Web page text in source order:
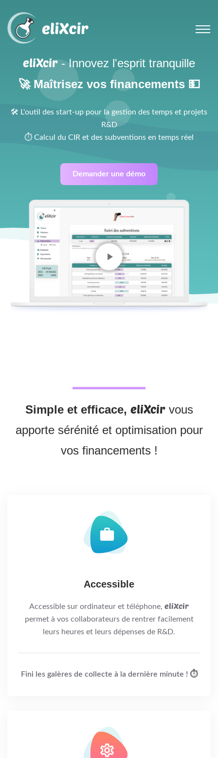
eliXcir- Innovez l'esprit tranquille
🚀 Maîtrisez vos financements 💵
🛠 L'outil des start-up pour la gestion des temps et projets
R&D
⏱ Calcul du CIR et des subventions en temps réel
Demander une démo
Simple et efficace, eliXcirvous
apporte sérénité et optimisation pour
vos financements !
Accessible
Accessible sur ordinateur et téléphone, eliXcir
permet à vos collaborateurs de rentrer facilement
leurs heures et leurs dépenses de R&D.
Fini les galères de collecte à la dernière minute ! ⏱